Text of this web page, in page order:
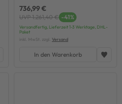
736,99 €
UVP 1.261,40 € -41%
Versandfertig, Lieferzeit 1-3 Werktage, DHL-
Paket
inkl. MwSt. zzgl. Versand
In den Warenkorb